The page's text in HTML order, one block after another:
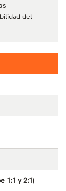
del
1:1 y 2:1)